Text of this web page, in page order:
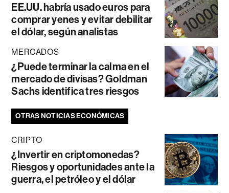
EE.UU. habría usado euros para
comprar yenes y evitar debilitar
el dólar, según analistas
MERCADOS
¿Puede terminar la calma en el
mercado de divisas? Goldman
Sachs identifica tres riesgos
OTRAS NOTICIAS ECONÓMICAS
CRIPTO
¿Invertir en criptomonedas?
Riesgos y oportunidades ante la
guerra, el petróleo y el dólar